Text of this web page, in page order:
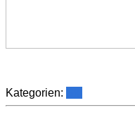
Kategorien: